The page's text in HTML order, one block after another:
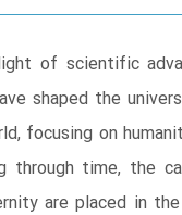
of scientific
shaped the
focusing on
time, the
are placed in